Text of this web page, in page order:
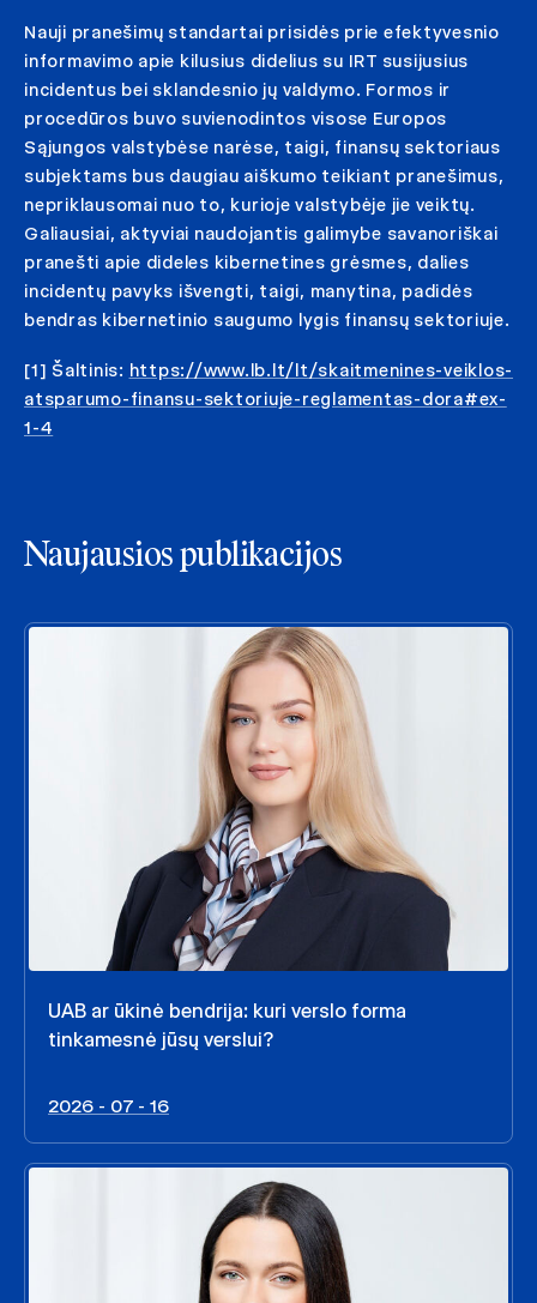
Nauji pranešimų standartai prisidės prie efektyvesnio
informavimo apie kilusius didelius su IRT susijusius
incidentus bei sklandesnio jų valdymo. Formos ir
procedūros buvo suvienodintos visose Europos
Sąjungos valstybėse narėse, taigi, finansų sektoriaus
subjektams bus daugiau aiškumo teikiant pranešimus,
nepriklausomai nuo to, kurioje valstybėje jie veiktų.
Galiausiai, aktyviai naudojantis galimybe savanoriškai
pranešti apie dideles kibernetines grėsmes, dalies
incidentų pavyks išvengti, taigi, manytina, padidės
bendras kibernetinio saugumo lygis finansų sektoriuje.
[1] Šaltinis: https://www.lb.lt/lt/skaitmenines-veiklos-
atsparumo-finansu-sektoriuje-reglamentas-dora#ex-
1-4
Naujausios publikacijos
UAB ar ūkinė bendrija: kuri verslo forma
tinkamesnė jūsų verslui?
2026 - 07 - 16